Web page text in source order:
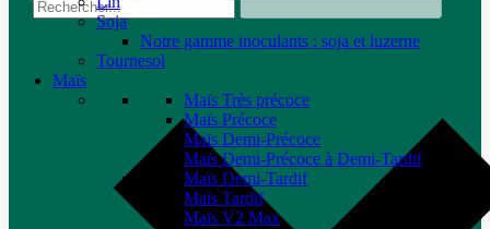
Soja
Notre gamme inoculants : soja et luzerne
Tournesol
Maïs
Maïs Très précoce
Maïs Précoce
Maïs Demi-Précoce
Maïs Demi-Précoce à Demi-Tardif
Maïs Demi-Tardif
Maïs Tardif
Maïs V2 Max